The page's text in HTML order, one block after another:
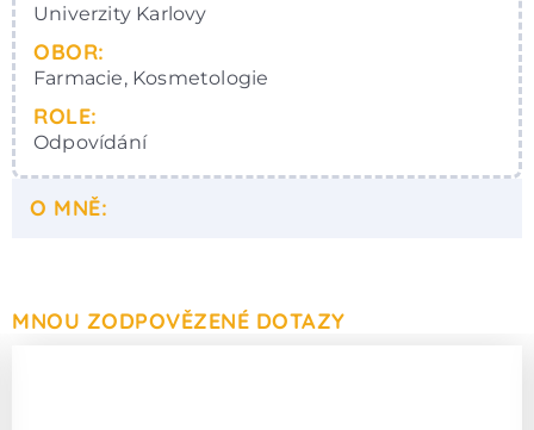
Univerzity Karlovy
OBOR:
Farmacie, Kosmetologie
ROLE:
Odpovídání
O MNĚ:
MNOU ZODPOVĚZENÉ DOTAZY